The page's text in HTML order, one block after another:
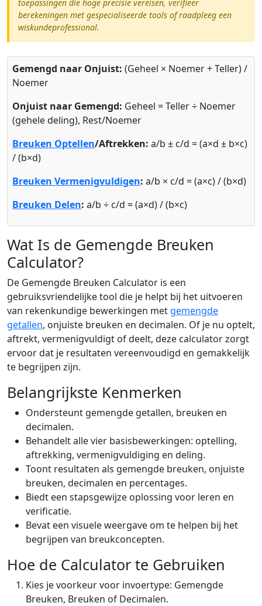
toepassingen die hoge precisie vereisen, verifieer
berekeningen met gespecialiseerde tools of raadpleeg een
wiskundeprofessional.
Gemengd naar Onjuist: (Geheel × Noemer + Teller) /
Noemer
Onjuist naar Gemengd: Geheel = Teller ÷ Noemer
(gehele deling), Rest/Noemer
Breuken Optellen/Aftrekken: a/b ± c/d = (a×d ± b×c)
/ (b×d)
Breuken Vermenigvuldigen: a/b × c/d = (a×c) / (b×d)
Breuken Delen: a/b ÷ c/d = (a×d) / (b×c)
Wat Is de Gemengde Breuken
Calculator?
De Gemengde Breuken Calculator is een
gebruiksvriendelijke tool die je helpt bij het uitvoeren
van rekenkundige bewerkingen met gemengde
getallen, onjuiste breuken en decimalen. Of je nu optelt,
aftrekt, vermenigvuldigt of deelt, deze calculator zorgt
ervoor dat je resultaten vereenvoudigd en gemakkelijk
te begrijpen zijn.
Belangrijkste Kenmerken
Ondersteunt gemengde getallen, breuken en
decimalen.
Behandelt alle vier basisbewerkingen: optelling,
aftrekking, vermenigvuldiging en deling.
Toont resultaten als gemengde breuken, onjuiste
breuken, decimalen en percentages.
Biedt een stapsgewijze oplossing voor leren en
verificatie.
Bevat een visuele weergave om te helpen bij het
begrijpen van breukconcepten.
Hoe de Calculator te Gebruiken
Kies je voorkeur voor invoertype: Gemengde
Breuken, Breuken of Decimalen.